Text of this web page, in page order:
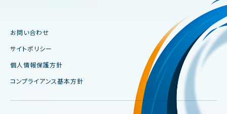
お問い合わせ
サイトポリシー
個人情報保護方針
コンプライアンス基本方針